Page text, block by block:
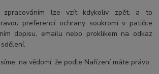
zpracováním lze vzít kdykoliv zpět, a to
preferencí ochrany soukromí v patičce
dopisu, emailu nebo proklikem na odkaz
na vědomí, že podle Nařízení máte právo: